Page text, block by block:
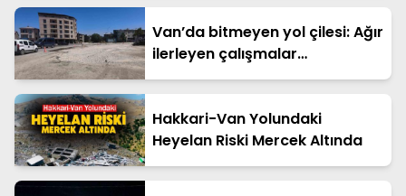
Van’da bitmeyen yol çilesi: Ağır
ilerleyen çalışmalar
vatandaşın tepkisini çekiyor
Hakkari-Van Yolundaki
Heyelan Riski Mercek Altında